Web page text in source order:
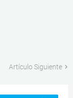
Artículo Siguiente